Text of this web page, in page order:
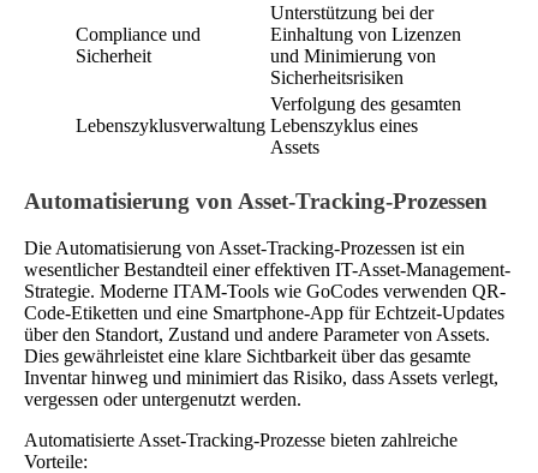
Compliance und
Sicherheit
Unterstützung bei der
Einhaltung von Lizenzen
und Minimierung von
Sicherheitsrisiken
Lebenszyklusverwaltung
Verfolgung des gesamten
Lebenszyklus eines
Assets
Automatisierung von Asset-Tracking-Prozessen
Die Automatisierung von Asset-Tracking-Prozessen ist ein
wesentlicher Bestandteil einer effektiven IT-Asset-Management-
Strategie. Moderne ITAM-Tools wie GoCodes verwenden QR-
Code-Etiketten und eine Smartphone-App für Echtzeit-Updates
über den Standort, Zustand und andere Parameter von Assets.
Dies gewährleistet eine klare Sichtbarkeit über das gesamte
Inventar hinweg und minimiert das Risiko, dass Assets verlegt,
vergessen oder untergenutzt werden.
Automatisierte Asset-Tracking-Prozesse bieten zahlreiche
Vorteile: